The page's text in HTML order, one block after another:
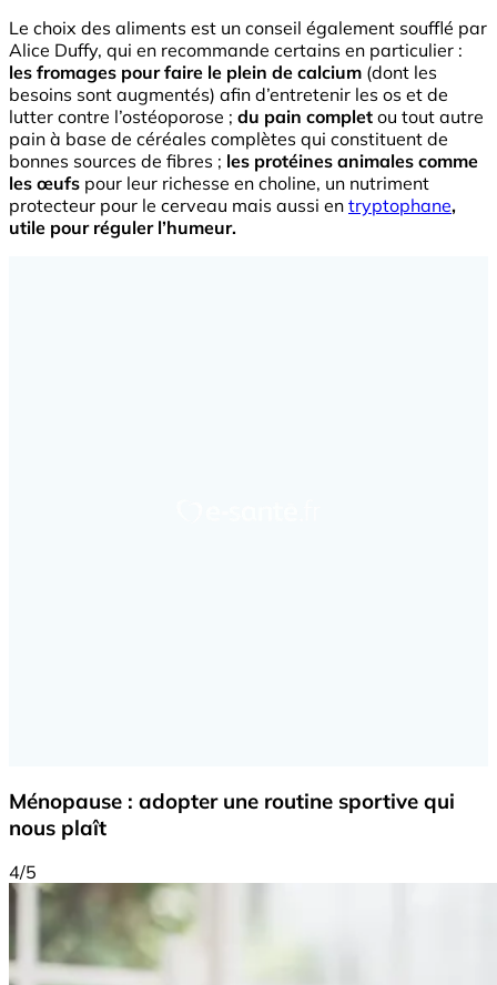
Le choix des aliments est un conseil également soufflé par
Alice Duffy, qui en recommande certains en particulier :
les fromages pour faire le plein de calcium (dont les
besoins sont augmentés) afin d’entretenir les os et de
lutter contre l’ostéoporose ; du pain complet ou tout autre
pain à base de céréales complètes qui constituent de
bonnes sources de fibres ; les protéines animales comme
les œufs pour leur richesse en choline, un nutriment
protecteur pour le cerveau mais aussi en tryptophane,
utile pour réguler l’humeur.
Ménopause : adopter une routine sportive qui
nous plaît
4/5